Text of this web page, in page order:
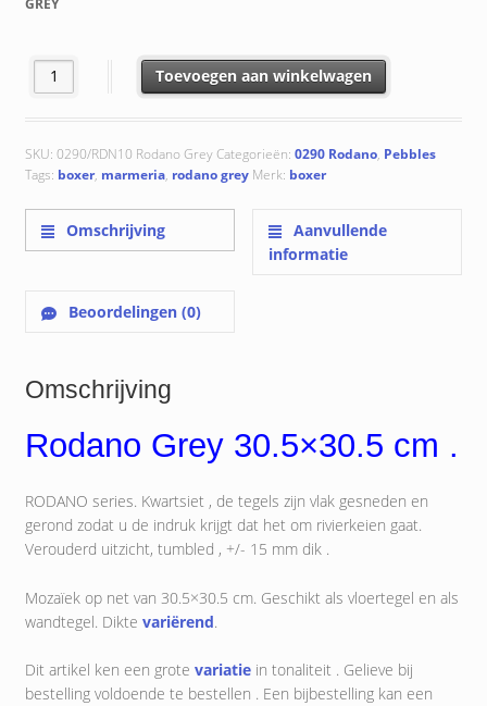
0290/RDN10 Rodano Grey aantalToevoegen aan winkelwagen
SKU: 0290/RDN10 Rodano GreyCategorieën: 0290 Rodano, Pebbles
Tags: boxer, marmeria, rodano grey Merk: boxer
Omschrijving
Aanvullende
informatie
Beoordelingen (0)
Omschrijving
Rodano Grey 30.5×30.5 cm .
RODANO series. Kwartsiet , de tegels zijn vlak gesneden en
gerond zodat u de indruk krijgt dat het om rivierkeien gaat.
Verouderd uitzicht, tumbled , +/- 15 mm dik .
Mozaïek op net van 30.5×30.5 cm. Geschikt als vloertegel en als
wandtegel. Dikte variërend.
Dit artikel ken een grote variatiein tonaliteit . Gelieve bij
bestelling voldoende te bestellen . Een bijbestelling kan een